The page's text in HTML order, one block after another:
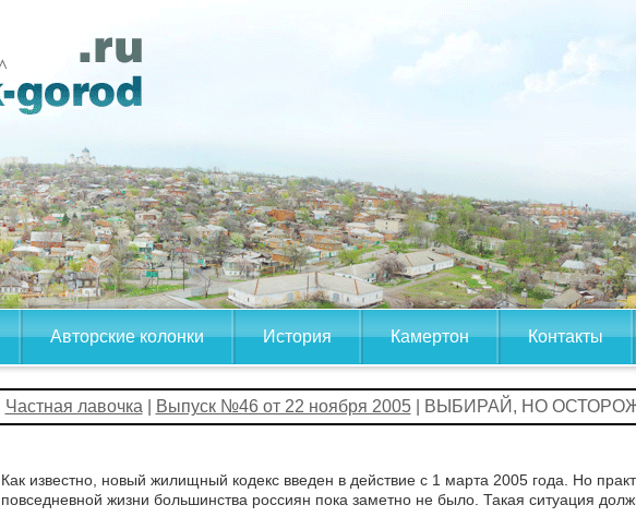
Авторские колонки История Камертон Контакты
Частная лавочка Выпуск №46 от 22 ноября 2005| ВЫБИРАЙ, НО
Как известно, новый жилищный кодекс введен в действие с 1 марта 2005 года. Но
повседневной жизни большинства россиян пока заметно не было. Такая ситуация